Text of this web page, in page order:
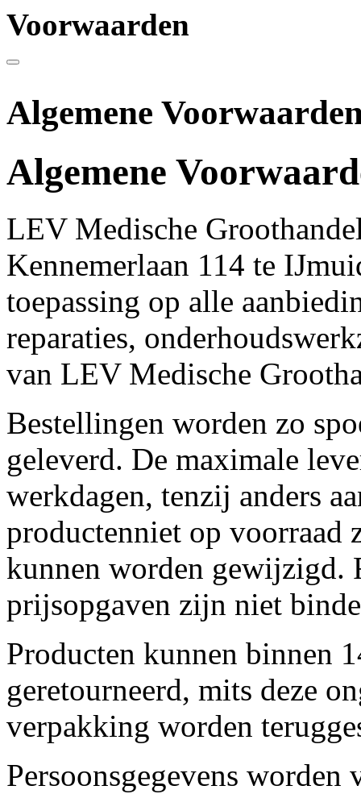
Voorwaarden
Algemene
Algemene
LEV Medische
Kennemerlaan 114 te
toepassing op alle
reparaties,
van LEV Medische
Bestellingen worden zo
geleverd. De maximale
werkdagen, tenzij anders
productenniet op
kunnen worden gewijzigd.
prijsopgaven zijn niet
Producten kunnen binnen
geretourneerd, mits deze
verpakking worden
Persoonsgegevens